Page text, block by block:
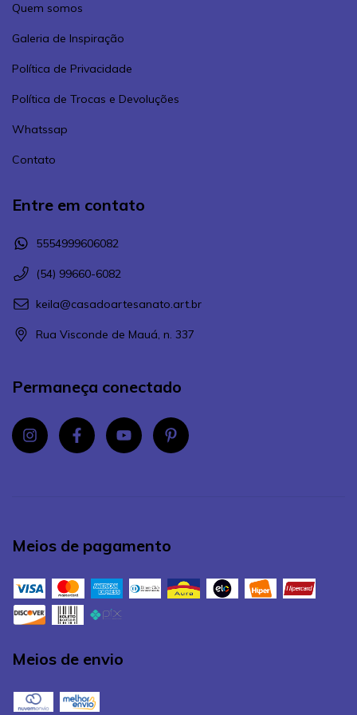
Quem somos
Galeria de Inspiração
Política de Privacidade
Política de Trocas e Devoluções
Whatssap
Contato
Entre em contato
5554999606082
(54) 99660-6082
keila@casadoartesanato.art.br
Rua Visconde de Mauá, n. 337
Permaneça conectado
Meios de pagamento
Meios de envio